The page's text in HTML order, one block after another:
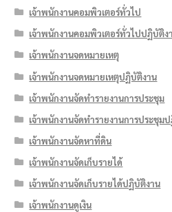
เจ้าพนักงานคอมพิวเตอร์ทั่วไป
เจ้าพนักงานคอมพิวเตอร์ทั่วไปปฏิบัติง
เจ้าพนักงานจดหมายเหตุ
เจ้าพนักงานจดหมายเหตุปฏิบัติงาน
เจ้าพนักงานจัดทำรายงานการประชุม
เจ้าพนักงานจัดทำรายงานการประชุม
เจ้าพนักงานจัดหาที่ดิน
เจ้าพนักงานจัดเก็บรายได้
เจ้าพนักงานจัดเก็บรายได้ปฏิบัติงาน
เจ้าพนักงานดูเงิน